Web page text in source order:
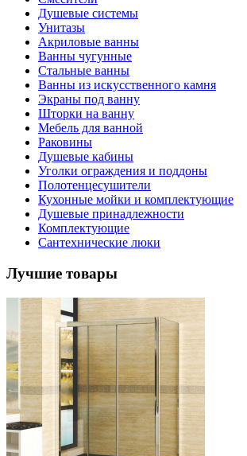
Душевые системы
Унитазы
Акриловые ванны
Ванны чугунные
Стальные ванны
Ванны из искусственного камня
Экраны под ванну
Шторки на ванну
Мебель для ванной
Раковины
Душевые кабины
Уголки ограждения и поддоны
Полотенцесушители
Кухонные мойки и комплектующие
Душевые принадлежности
Комплектующие
Сантехнические люки
Лучшие товары